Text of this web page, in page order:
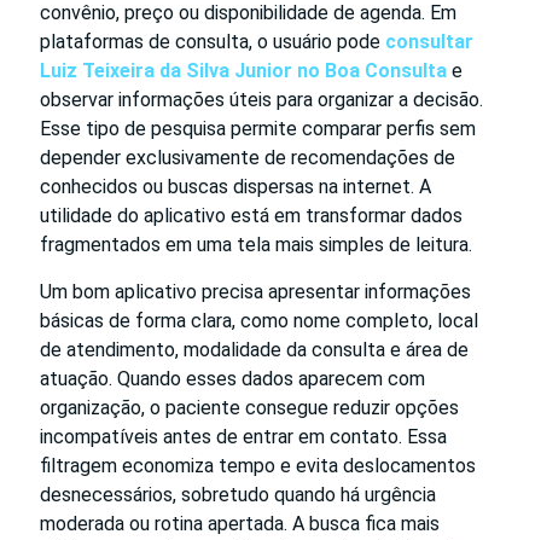
convênio, preço ou disponibilidade de agenda. Em
plataformas de consulta, o usuário pode consultar
Luiz Teixeira da Silva Junior no Boa Consulta e
observar informações úteis para organizar a decisão.
Esse tipo de pesquisa permite comparar perfis sem
depender exclusivamente de recomendações de
conhecidos ou buscas dispersas na internet. A
utilidade do aplicativo está em transformar dados
fragmentados em uma tela mais simples de leitura.
Um bom aplicativo precisa apresentar informações
básicas de forma clara, como nome completo, local
de atendimento, modalidade da consulta e área de
atuação. Quando esses dados aparecem com
organização, o paciente consegue reduzir opções
incompatíveis antes de entrar em contato. Essa
filtragem economiza tempo e evita deslocamentos
desnecessários, sobretudo quando há urgência
moderada ou rotina apertada. A busca fica mais